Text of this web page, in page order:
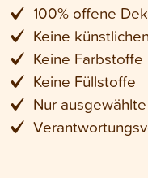
100% offene
Keine
Keine Farbstoffe
Keine Füllstoffe
Nur